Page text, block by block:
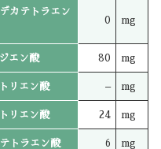
カテトラエン
0 mg
エン酸 80 mg
リエン酸 – mg
リエン酸 24 mg
トラエン酸 6 mg